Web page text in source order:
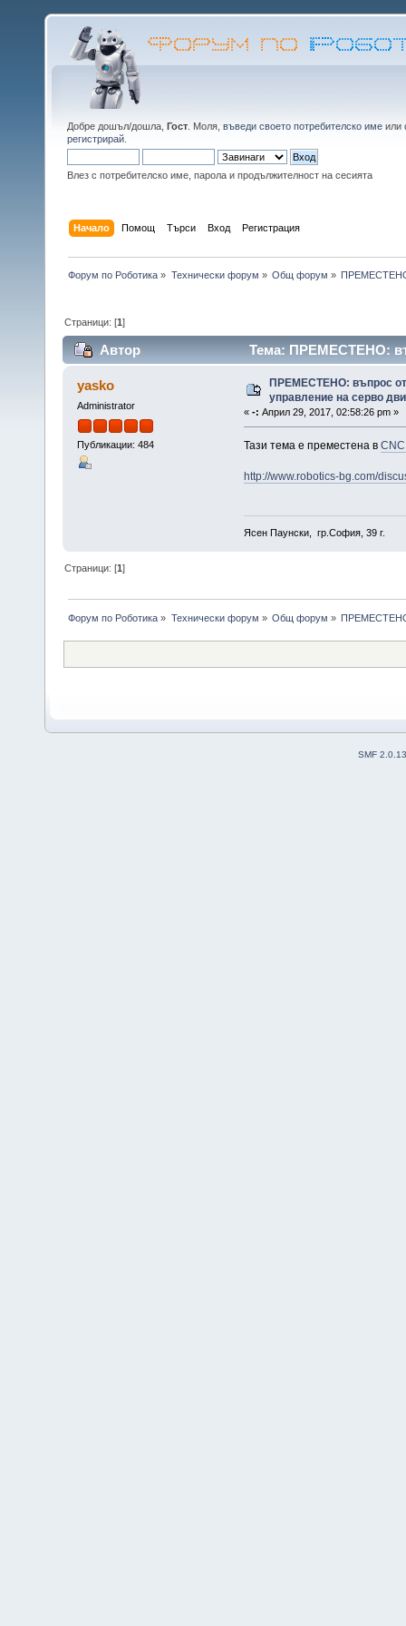
Добре дошъл/дошла, Гост . Моля, въведи своето потребителско име или
регистрирай
Влез с потребителско име, парола и продължителност на сесията
Начало Помощ Търси Вход Регистрация
Форум по Роботика » Технически форум » Общ форум » ПРЕМЕСТЕНО:
Страници: [1]
Автор
Тема: ПРЕМЕСТЕНО:
(Прочетена 36188 пъти)
yasko
Administrator
Публикации: 484
ПРЕМЕСТЕНО: въпрос
управление на серво
« -: Април 29, 2017, 02:58:26 pm »
Тази тема е преместена в
http://www.robotics-bg.com/
Ясен Паунски, гр.София, 39 г.
Страници: [1]
Форум по Роботика » Технически форум » Общ форум » ПРЕМЕСТЕНО:
SMF 2.0.13